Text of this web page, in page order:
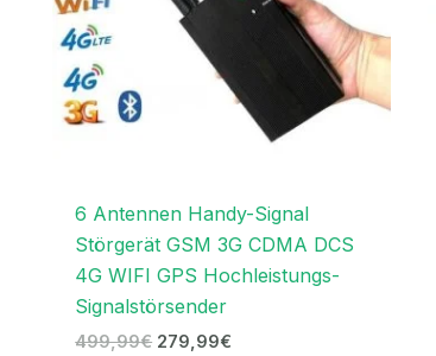
6 Antennen Handy-Signal
Störgerät GSM 3G CDMA DCS
4G WIFI GPS Hochleistungs-
Signalstörsender
499,99€ 279,99€